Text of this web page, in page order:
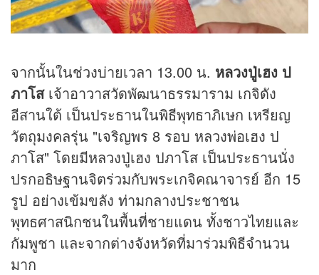
จากนั้นในช่วงบ่ายเวลา 13.00 น. หลวงปู่เฮง ป
ภาโสเจ้าอาวาสวัดพัฒนาธรรมาราม เกจิดัง
อีสานใต้ เป็นประธานในพิธีพุทธาภิเษก เหรียญ
วัตถุมงคลรุ่น "เจริญพร 8 รอบ หลวงพ่อเฮง ป
ภาโส" โดยมีหลวงปู่เฮง ปภาโส เป็นประธานนั่ง
ปรกอธิษฐานจิตร่วมกับพระเกจิคณาจารย์ อีก 15
รูป อย่างเข้มขลัง ท่ามกลางประชาชน
พุทธศาสนิกชนในพื้นที่ชายแดน ทั้งชาวไทยและ
กัมพูชา และจากต่างจังหวัดที่มาร่วมพิธีจำนวน
มาก